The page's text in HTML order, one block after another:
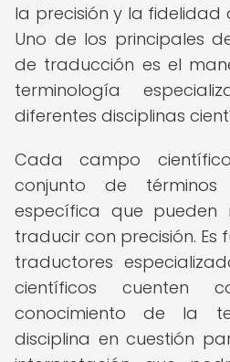
la precisión y la fidelidad
Uno de los principales
de traducción es el
terminología
diferentes disciplinas
Cada campo
conjunto de
específica que pueden
traducir con precisión.
traductores
científicos cuenten
conocimiento de la
disciplina en cuestión